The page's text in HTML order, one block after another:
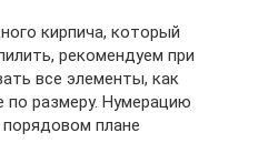
кирпича, который
рекомендуем при
все элементы, как
по размеру. Нумерацию
плане